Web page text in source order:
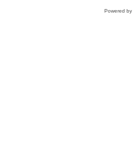
Powered by